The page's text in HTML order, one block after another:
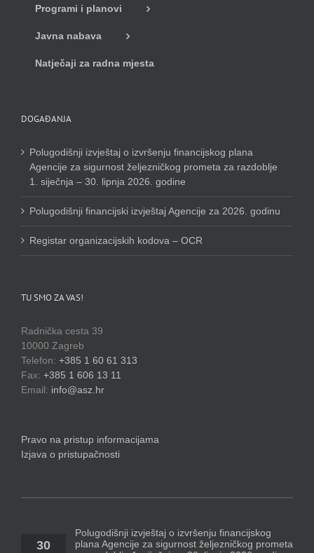
Programi i planovi
Javna nabava
Natječaji za radna mjesta
DOGAĐANJA
Polugodišnji izvještaj o izvršenju financijskog plana
Agencije za sigurnost željezničkog prometa za razdoblje
1. siječnja – 30. lipnja 2026. godine
Polugodišnji financijski izvještaj Agencije za 2026. godinu
Registar organizacijskih kodova – OCR
TU SMO ZA VAS!
Radnička cesta 39
10000 Zagreb
Telefon: +385 1 60 61 313
Fax: +385 1 606 13 11
Email: info@asz.hr
Pravo na pristup informacijama
Izjava o pristupačnosti
30
Polugodišnji izvještaj o izvršenju financijskog
plana Agencije za sigurnost željezničkog prometa